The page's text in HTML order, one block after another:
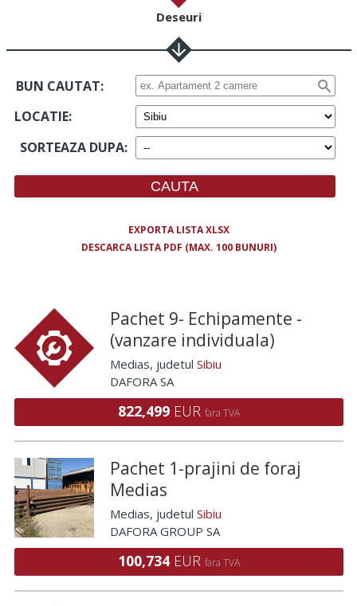
Deseuri
BUN CAUTAT:
LOCATIE:
SORTEAZA DUPA:
EXPORTA LISTA XLSX
DESCARCA LISTA PDF (MAX. 100 BUNURI)
Pachet 9- Echipamente -
(vanzare individuala)
Medias, judetul Sibiu
DAFORA SA
822,499 EUR fara TVA
Pachet 1-prajini de foraj
Medias
Medias, judetul Sibiu
DAFORA GROUP SA
100,734 EUR fara TVA